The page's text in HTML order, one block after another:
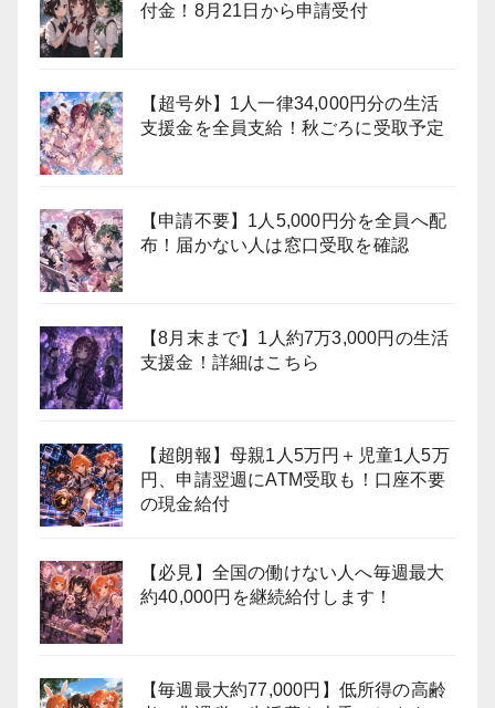
付金！8月21日から申請受付
【超号外】1人一律34,000円分の生活
支援金を全員支給！秋ごろに受取予定
【申請不要】1人5,000円分を全員へ配
布！届かない人は窓口受取を確認
【8月末まで】1人約7万3,000円の生活
支援金！詳細はこちら
【超朗報】母親1人5万円＋児童1人5万
円、申請翌週にATM受取も！口座不要
の現金給付
【必見】全国の働けない人へ毎週最大
約40,000円を継続給付します！
【毎週最大約77,000円】低所得の高齢